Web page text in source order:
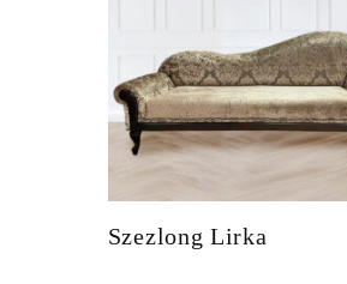
Szezlong Lirka